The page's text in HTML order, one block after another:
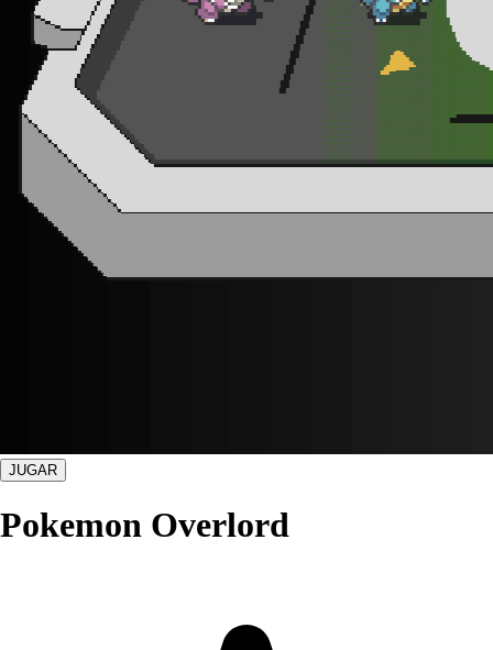
JUGAR
Pokemon Overlord